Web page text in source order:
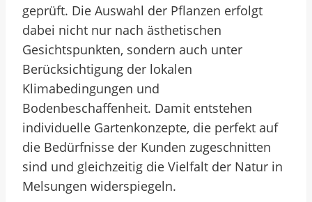
geprüft. Die Auswahl der Pflanzen erfolgt
dabei nicht nur nach ästhetischen
Gesichtspunkten, sondern auch unter
Berücksichtigung der lokalen
Klimabedingungen und
Bodenbeschaffenheit. Damit entstehen
individuelle Gartenkonzepte, die perfekt auf
die Bedürfnisse der Kunden zugeschnitten
sind und gleichzeitig die Vielfalt der Natur in
Melsungen widerspiegeln.